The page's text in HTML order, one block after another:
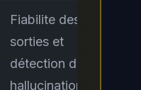
Fiabilite des
sorties et
détection des
hallucinations